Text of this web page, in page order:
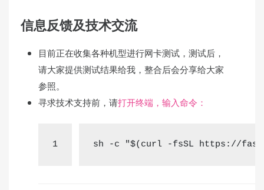
信息反馈及技术交流
目前正在收集各种机型进行网卡测试，测试后，
请大家提供测试结果给我，整合后会分享给大家
参照。
寻求技术支持前，请打开终端，输入命令：
1 sh -c "$(curl -fsSL https://